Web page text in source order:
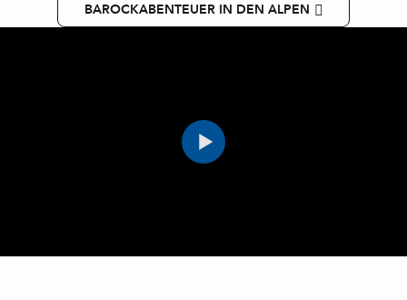
BAROCKABENTEUER IN DEN ALPEN